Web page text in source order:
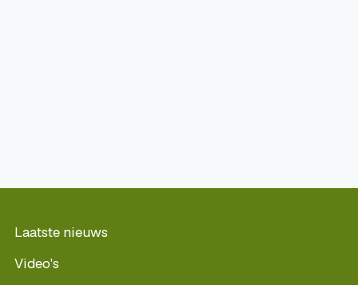
Laatste nieuws
Video's